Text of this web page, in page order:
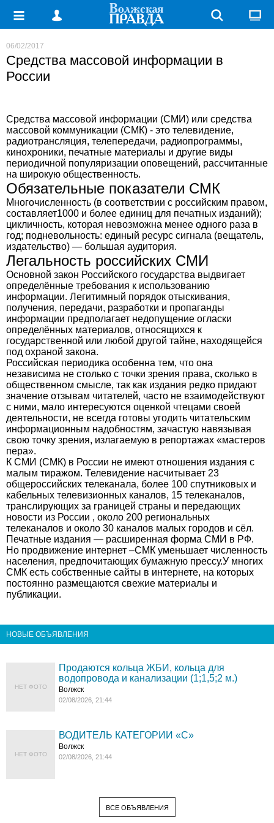
06/02/2017
Средства массовой информации в
России
Средства массовой информации (СМИ) или средства
массовой коммуникации (СМК) - это телевидение,
радиотрансляция, телепередачи, радиопрограммы,
кинохроники, печатные материалы и другие виды
периодичной популяризации оповещений, рассчитанные
на широкую общественность.
Обязательные показатели СМК
Многочисленность (в соответствии с российским правом,
составляет1000 и более единиц для печатных изданий);
цикличность, которая невозможна менее одного раза в
год; подневольность: единый ресурс сигнала (вещатель,
издательство) — большая аудитория.
Легальность российских СМИ
Основной закон Российского государства выдвигает
определённые требования к использованию
информации. Легитимный порядок отыскивания,
получения, передачи, разработки и пропаганды
информации предполагает недопущение огласки
определённых материалов, относящихся к
государственной или любой другой тайне, находящейся
под охраной закона.
Российская периодика особенна тем, что она
независима не столько с точки зрения права, сколько в
общественном смысле, так как издания редко придают
значение отзывам читателей, часто не взаимодействуют
с ними, мало интересуются оценкой чтецами своей
деятельности, не всегда готовы угодить читательским
информационным надобностям, зачастую навязывая
свою точку зрения, излагаемую в репортажах «мастеров
пера».
К СМИ (СМК) в России не имеют отношения издания с
малым тиражом. Телевидение насчитывает 23
общероссийских телеканала, более 100 спутниковых и
кабельных телевизионных каналов, 15 телеканалов,
транслирующих за границей страны и передающих
новости из России , около 200 региональных
телеканалов и около 30 каналов малых городов и сёл.
Печатные издания — расширенная форма СМИ в РФ.
Но продвижение интернет –СМК уменьшает численность
населения, предпочитающих бумажную прессу.У многих
СМК есть собственные сайты в интернете, на которых
постоянно размещаются свежие материалы и
публикации.
НОВЫЕ ОБЪЯВЛЕНИЯ
НЕТ ФОТО
Продаются кольца ЖБИ, кольца для
водопровода и канализации (1;1,5;2 м.)
Волжск
02/08/2026, 21:44
НЕТ ФОТО
ВОДИТЕЛЬ КАТЕГОРИИ «C»
Волжск
02/08/2026, 21:44
ВСЕ ОБЪЯВЛЕНИЯ